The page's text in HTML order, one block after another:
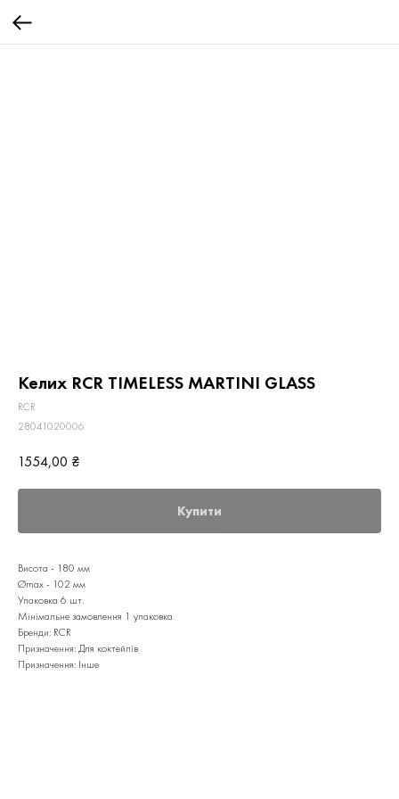
Келих RCR TIMELESS MARTINI GLASS
RCR
28041020006
1554,00 ₴
Купити
Висота - 180 мм
Ømax - 102 мм
Упаковка 6 шт.
Мінімальне замовлення 1 упаковка
Бренди: RCR
Призначення: Для коктейлів
Призначення: Інше